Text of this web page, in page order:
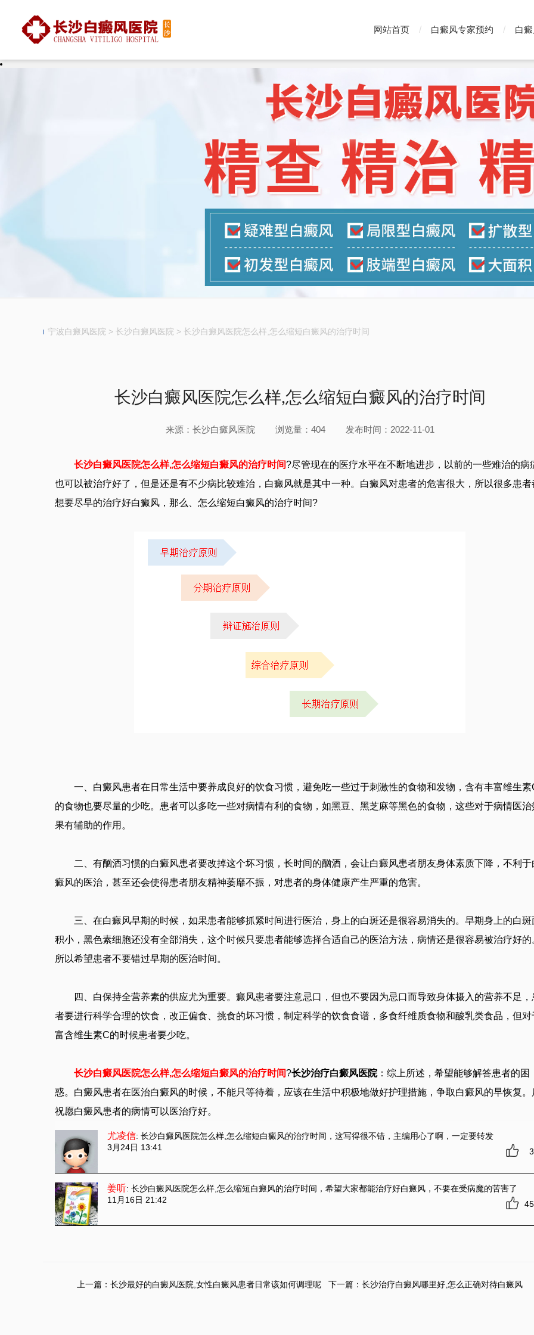
网站首页 白癜风专家预约 白
宁波白癜风医院 > 长沙白癜风医院 > 长沙白癜风医院怎么样,怎么缩短白癜风的治疗时间
长沙白癜风医院怎么样,怎么缩短白癜风的治疗时间
来源：长沙白癜风医院 浏览量：404 发布时间：2022-11-01
长沙白癜风医院怎么样,怎么缩短白癜风的治疗时间?尽管现在的医疗水平在不断地进步，以前的一些难治的病
也可以被治疗好了，但是还是有不少病比较难治，白癜风就是其中一种。白癜风对患者的危害很大，所以很多患者
想要尽早的治疗好白癜风，那么、怎么缩短白癜风的治疗时间?
一、白癜风患者在日常生活中要养成良好的饮食习惯，避免吃一些过于刺激性的食物和发物，含有丰富维生素
的食物也要尽量的少吃。患者可以多吃一些对病情有利的食物，如黑豆、黑芝麻等黑色的食物，这些对于病情医治
果有辅助的作用。
二、有酗酒习惯的白癜风患者要改掉这个坏习惯，长时间的酗酒，会让白癜风患者朋友身体素质下降，不利于
癜风的医治，甚至还会使得患者朋友精神萎靡不振，对患者的身体健康产生严重的危害。
三、在白癜风早期的时候，如果患者能够抓紧时间进行医治，身上的白斑还是很容易消失的。早期身上的白斑
积小，黑色素细胞还没有全部消失，这个时候只要患者能够选择合适自己的医治方法，病情还是很容易被治疗好的
所以希望患者不要错过早期的医治时间。
四、白保持全营养素的供应尤为重要。癜风患者要注意忌口，但也不要因为忌口而导致身体摄入的营养不足，
者要进行科学合理的饮食，改正偏食、挑食的坏习惯，制定科学的饮食食谱，多食纤维质食物和酸乳类食品，但对
富含维生素C的时候患者要少吃。
长沙白癜风医院怎么样,怎么缩短白癜风的治疗时间?长沙治疗白癜风医院：综上所述，希望能够解答患者的困
惑。白癜风患者在医治白癜风的时候，不能只等待着，应该在生活中积极地做好护理措施，争取白癜风的早恢复。
祝愿白癜风患者的病情可以医治疗好。
尤凌信: 长沙白癜风医院怎么样,怎么缩短白癜风的治疗时间 ，这写得很不错，主编用心了啊，一定要转发
3月24日 13:41
姜听: 长沙白癜风医院怎么样,怎么缩短白癜风的治疗时间 ，希望大家都能治疗好白癜风，不要在受病魔的苦害了
11月16日 21:42
上一篇： 长沙最好的白癜风医院,女性白癜风患者日常该如何调理呢 下一篇： 长沙治疗白癜风哪里好,怎么正确对待白癜风